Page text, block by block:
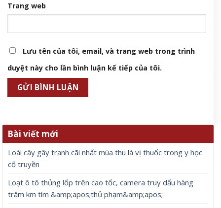
Trang web
Lưu tên của tôi, email, và trang web trong trình
duyệt này cho lần bình luận kế tiếp của tôi.
Bài viết mới
Loài cây gây tranh cãi nhất mùa thu là vị thuốc trong y học
cổ truyền
Loạt ô tô thủng lốp trên cao tốc, camera truy dấu hàng
trăm km tìm &amp;apos;thủ phạm&amp;apos;